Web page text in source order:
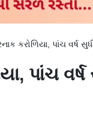
કરોળિયા, પાંચ વર્ષ
પાંચ